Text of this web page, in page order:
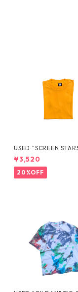
USED "SCREEN
K TEE
¥3,520
20%OFF